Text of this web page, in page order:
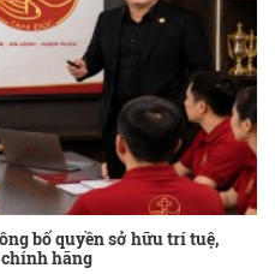
bố quyền sở hữu trí tuệ,
hãng